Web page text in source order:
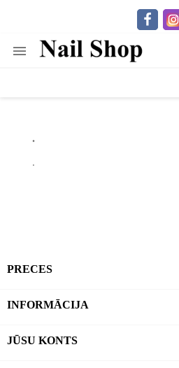

.
.
PRECES
INFORMĀCIJA
JŪSU KONTS